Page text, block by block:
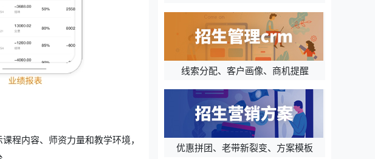
程内容、师资力量和教学环境，
线索分配、客户画像、商机提醒
优惠拼团、老带新裂变、方案模板